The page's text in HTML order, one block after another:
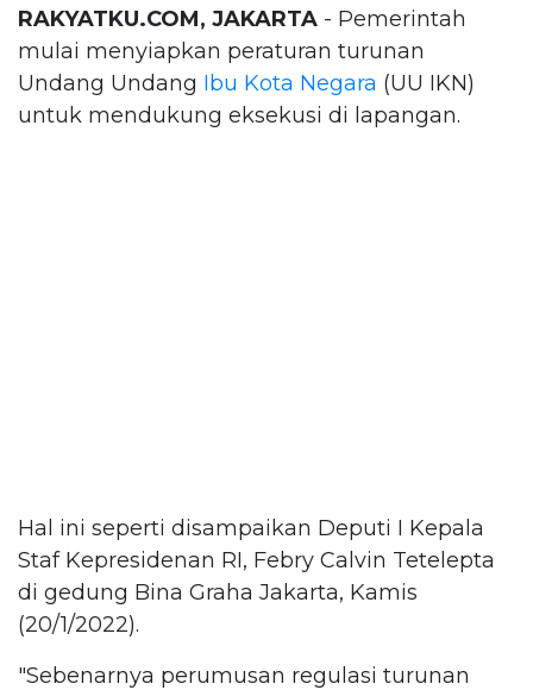
RAKYATKU.COM, JAKARTA - Pemerintah
mulai menyiapkan peraturan turunan
Undang Undang Ibu Kota Negara (UU IKN)
untuk mendukung eksekusi di lapangan.
Hal ini seperti disampaikan Deputi I Kepala
Staf Kepresidenan RI, Febry Calvin Tetelepta
di gedung Bina Graha Jakarta, Kamis
(20/1/2022).
"Sebenarnya perumusan regulasi turunan